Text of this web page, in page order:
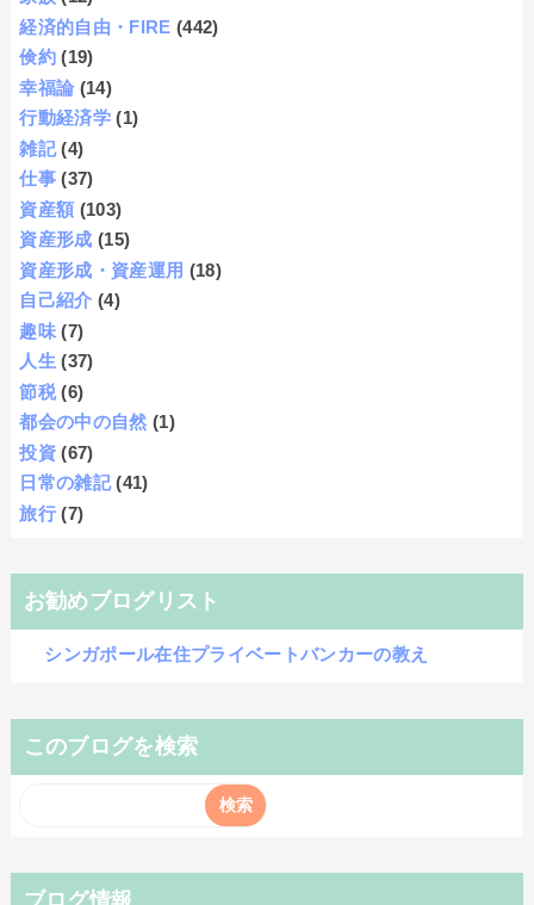
経済的自由・FIRE (442)
倹約 (19)
幸福論 (14)
行動経済学 (1)
雑記 (4)
仕事 (37)
資産額 (103)
資産形成 (15)
資産形成・資産運用 (18)
自己紹介 (4)
趣味 (7)
人生 (37)
節税 (6)
都会の中の自然 (1)
投資 (67)
日常の雑記 (41)
旅行 (7)
お勧めブログリスト
シンガポール在住プライベートバンカーの教え
このブログを検索
ブログ情報